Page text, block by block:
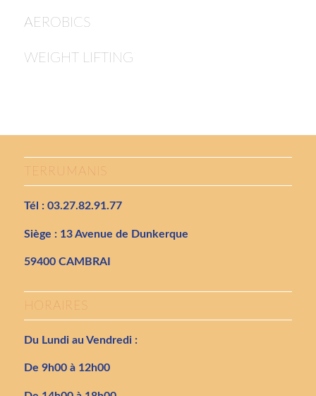
AEROBICS
WEIGHT LIFTING
TERRUMANIS
Tél : 03.27.82.91.77
Siège : 13 Avenue de Dunkerque
59400 CAMBRAI
HORAIRES
Du Lundi au Vendredi :
De 9h00 à 12h00